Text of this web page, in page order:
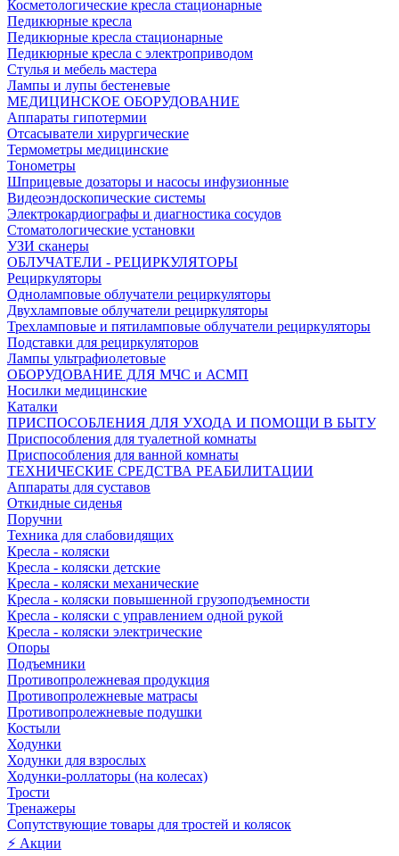
Косметологические кресла стационарные
Педикюрные кресла
Педикюрные кресла стационарные
Педикюрные кресла с электроприводом
Стулья и мебель мастера
Лампы и лупы бестеневые
МЕДИЦИНСКОЕ ОБОРУДОВАНИЕ
Аппараты гипотермии
Отсасыватели хирургические
Термометры медицинские
Тонометры
Шприцевые дозаторы и насосы инфузионные
Видеоэндоскопические системы
Электрокардиографы и диагностика сосудов
Стоматологические установки
УЗИ сканеры
ОБЛУЧАТЕЛИ - РЕЦИРКУЛЯТОРЫ
Рециркуляторы
Одноламповые облучатели рециркуляторы
Двухламповые облучатели рециркуляторы
Трехламповые и пятиламповые облучатели рециркуляторы
Подставки для рециркуляторов
Лампы ультрафиолетовые
ОБОРУДОВАНИЕ ДЛЯ МЧС и АСМП
Носилки медицинские
Каталки
ПРИСПОСОБЛЕНИЯ ДЛЯ УХОДА И ПОМОЩИ В БЫТУ
Приспособления для туалетной комнаты
Приспособления для ванной комнаты
ТЕХНИЧЕСКИЕ СРЕДСТВА РЕАБИЛИТАЦИИ
Аппараты для суставов
Откидные сиденья
Поручни
Техника для слабовидящих
Кресла - коляски
Кресла - коляски детские
Кресла - коляски механические
Кресла - коляски повышенной грузоподъемности
Кресла - коляски с управлением одной рукой
Кресла - коляски электрические
Опоры
Подъемники
Противопролежневая продукция
Противопролежневые матрасы
Противопролежневые подушки
Костыли
Ходунки
Ходунки для взрослых
Ходунки-роллаторы (на колесах)
Трости
Тренажеры
Сопутствующие товары для тростей и колясок
⚡ Акции